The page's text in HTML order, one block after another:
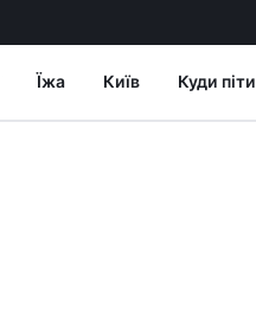
Їжа Київ Куди піти